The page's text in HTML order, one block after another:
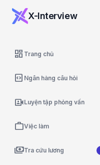
X-Interview
dashboard Trang chủ
code_blocks Ngân hàng câu hỏi
video_camera_frontLuyện tập phỏng vấn
workViệc làm
paymentsTra cứu lương